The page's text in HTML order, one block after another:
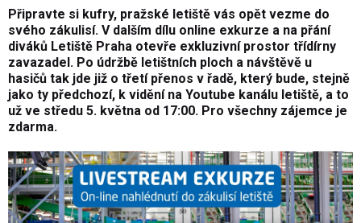
Připravte si kufry, pražské letiště vás opět vezme do
svého zákulisí. V dalším dílu online exkurze a na přání
diváků Letiště Praha otevře exkluzivní prostor třídírny
zavazadel. Po údržbě letištních ploch a návštěvě u
hasičů tak jde již o třetí přenos v řadě, který bude, stejně
jako ty předchozí, k vidění na Youtube kanálu letiště, a to
už ve středu 5. května od 17:00. Pro všechny zájemce je
zdarma.